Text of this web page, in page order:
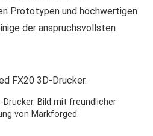
Prototypen und hochwertigen
der anspruchsvollsten
Drucker. Bild mit freundlicher
von Markforged.